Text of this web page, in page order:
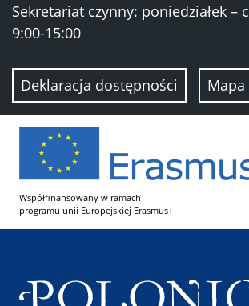
Sekretariat czynny: poniedziałek –
9:00-15:00
Deklaracja dostępności
Współfinansowany w ramach
programu unii Europejskiej Erasmus+